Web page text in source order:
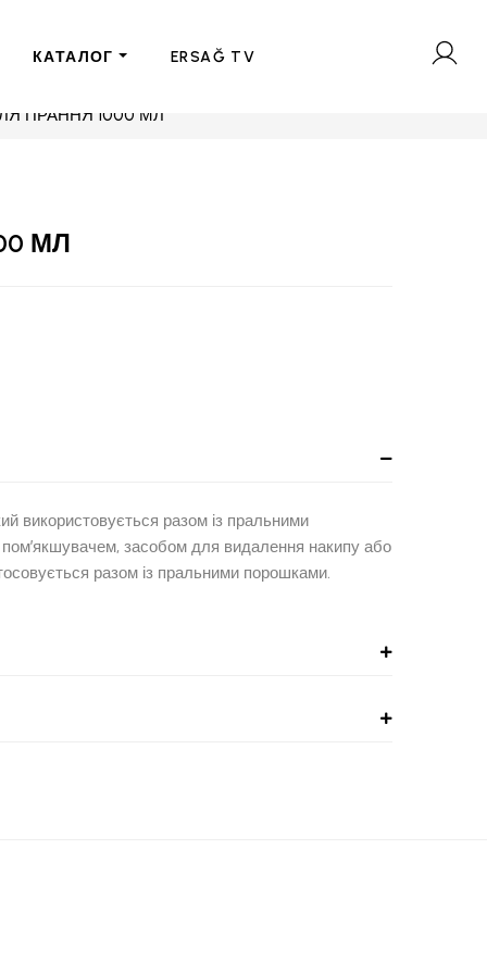
КАТАЛОГ ERSAĞ TV
ПРАННЯ 1000 МЛ
МЛ
використовується разом із пральними
пом’якшувачем, засобом для видалення накипу або
разом із пральними порошками.